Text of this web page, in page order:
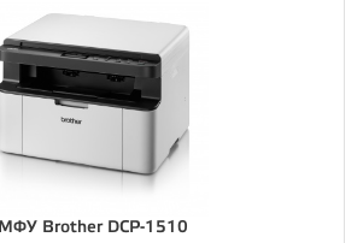
МФУ Brother DCP-1510